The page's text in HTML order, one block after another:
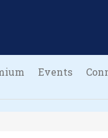
Events